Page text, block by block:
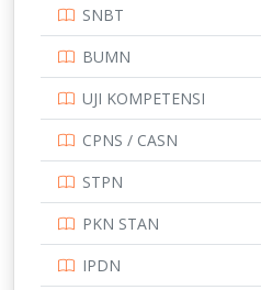
UNIVERSITAS AIRLANGGA
SNBT
BUMN
UJI KOMPETENSI
CPNS / CASN
STPN
PKN STAN
IPDN